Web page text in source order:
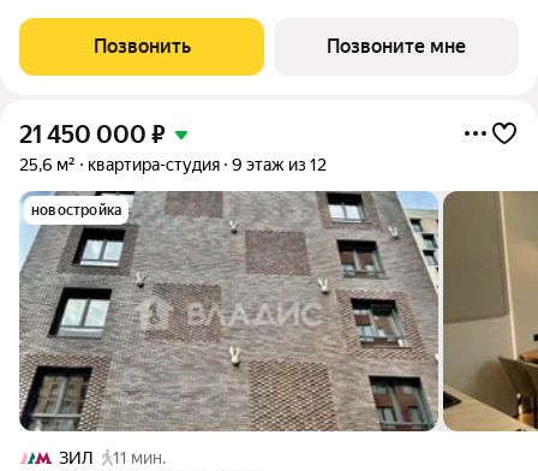
жилом квартале «ЗИЛАРТ» высотой 150 метров. Он сочетает
в себе современную
Позвонить Позвоните мне
21 450 000 ₽
25,6 м² квартира-студия 9 этаж из 12
новостройка
ЗИЛ
11 мин.